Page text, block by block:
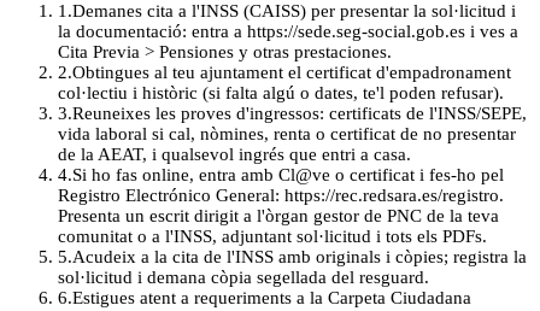
1 .Demanes cita a l'INSS (CAISS) per presentar la sol·licitud i
la documentació: entra a https://sede.seg-social.gob.es i ves a
Cita Previa > Pensiones y otras prestaciones.
2.Obtingues al teu ajuntament el certificat d'empadronament
col·lectiu i històric (si falta algú o dates, te'l poden refusar).
3.Reuneixes les proves d'ingressos: certificats de l'INSS/SEPE,
vida laboral si cal, nòmines, renta o certificat de no presentar
de la AEAT, i qualsevol ingrés que entri a casa.
4.Si ho fas online, entra amb Cl@ve o certificat i fes-ho pel
Registro Electrónico General: https://rec.redsara.es/registro.
Presenta un escrit dirigit a l'òrgan gestor de PNC de la teva
comunitat o a l'INSS, adjuntant sol·licitud i tots els PDFs.
5.Acudeix a la cita de l'INSS amb originals i còpies; registra la
sol·licitud i demana còpia segellada del resguard.
6.Estigues atent a requeriments a la Carpeta Ciudadana